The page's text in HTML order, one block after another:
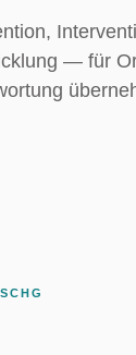
— für